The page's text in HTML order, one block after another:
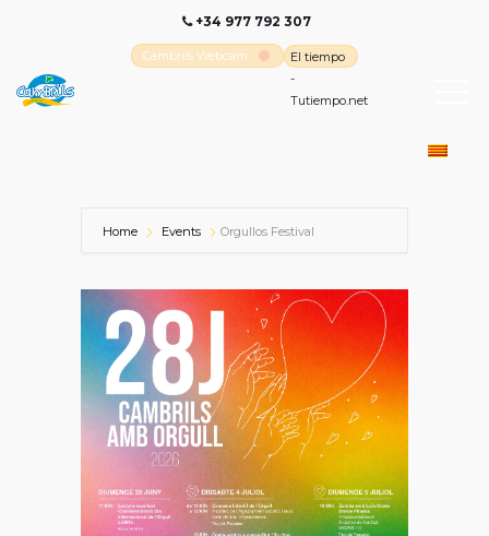
+34 977 792 307
Cambrils Webcam
El tiempo
-
Tutiempo.net
Home Events Orgullos Festival